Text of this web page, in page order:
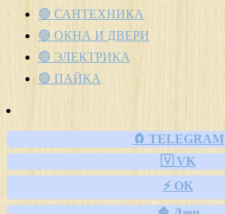
🟢 САНТЕХНИКА
🟢 ОКНА И ДВЕРИ
🟢 ЭЛЕКТРИКА
🟢 ПАЙКА
🧲 TELEGRAM
🇻 VK
⚡ OK